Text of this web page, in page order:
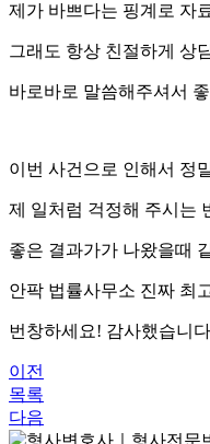
제가 바쁘다는 핑계로 자
그래도 항상 친절하게 상
바로바로 말씀해주셔서
이번 사건으로 인해서 정
제 일처럼 걱정해 주시는
좋은 결과가가 나왔을때
안팍 법률사무소 진짜 최
번창하세요! 감사했습니
이전
목록
다음